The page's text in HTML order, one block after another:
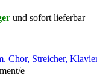
und sofort lieferbar
Chor, Streicher,
e